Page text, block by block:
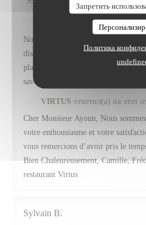
Запретить
Политика
Nous avons apprécié le cadre est très
discrète et efficace du personnel, la
plats, l'esthétique des assiettes,
saveurs ex : Veau / Anchois. Ce fut
VIRTUS ответил(а) на этот
Cher Monsieur Ayoun, Nous
votre enthousiasme et votre
vous remercions d’avoir pris le
Bien Chaleureusement, Camille,
restaurant Virtus
Sylvain B